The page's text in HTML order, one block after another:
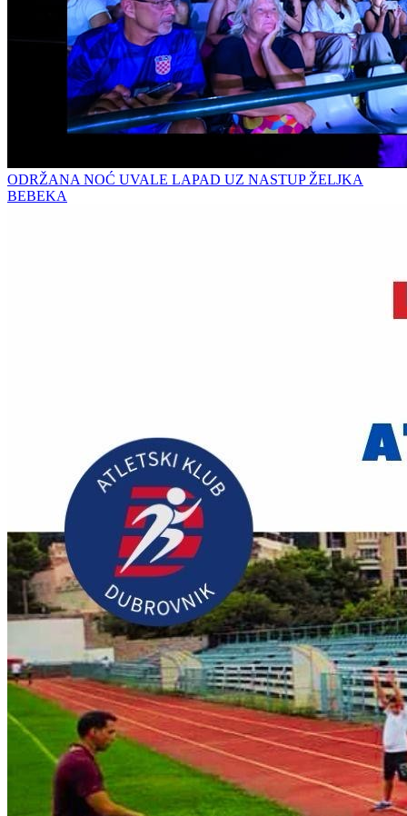
ODRŽANA NOĆ UVALE LAPAD UZ NASTUP ŽELJKA
BEBEKA